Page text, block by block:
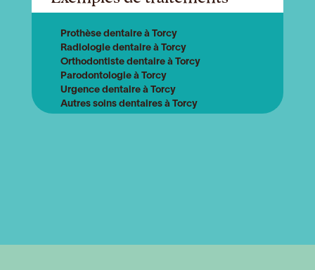
Prothèse dentaire à Torcy
Radiologie dentaire à Torcy
Orthodontiste dentaire à Torcy
Parodontologie à Torcy
Urgence dentaire à Torcy
Autres soins dentaires à Torcy